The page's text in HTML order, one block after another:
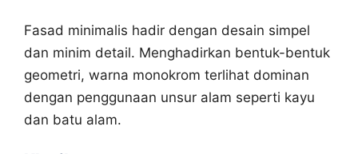
Fasad minimalis hadir dengan desain simpel
dan minim detail. Menghadirkan bentuk-bentuk
geometri, warna monokrom terlihat dominan
dengan penggunaan unsur alam seperti kayu
dan batu alam.